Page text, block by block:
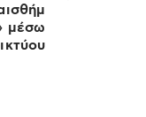
μέσω